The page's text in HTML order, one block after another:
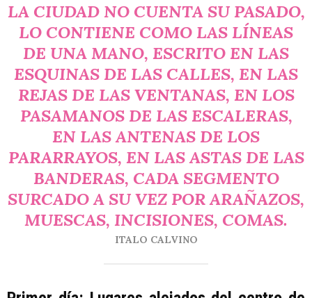
LA CIUDAD NO CUENTA SU PASADO,
LO CONTIENE COMO LAS LÍNEAS
DE UNA MANO, ESCRITO EN LAS
ESQUINAS DE LAS CALLES, EN LAS
REJAS DE LAS VENTANAS, EN LOS
PASAMANOS DE LAS ESCALERAS,
EN LAS ANTENAS DE LOS
PARARRAYOS, EN LAS ASTAS DE LAS
BANDERAS, CADA SEGMENTO
SURCADO A SU VEZ POR ARAÑAZOS,
MUESCAS, INCISIONES, COMAS.
ITALO CALVINO